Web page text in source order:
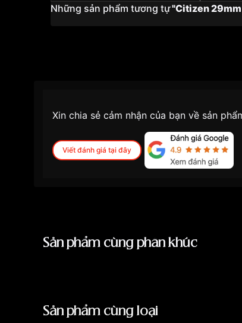
Những sản phẩm tương tự"Citizen 29mm
Xin chia sẻ cảm nhận của bạn về sản
Viết đánh giá tại đây
Sản phẩm cùng phân khúc
Sản phẩm cùng loại